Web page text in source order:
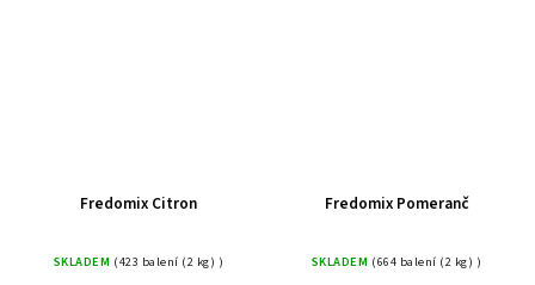
Fredomix Citron
SKLADEM (423 balení (2 kg) )
Fredomix Pomeranč
SKLADEM (664 balení (2 kg) )